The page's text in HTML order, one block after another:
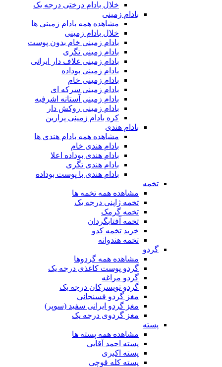
خلال بادام درختی درجه یک
بادام زمینی
مشاهده همه بادام زمینی ها
خلال بادام زمینی
بادام زمینی خام بدون پوست
بادام زمینی تگری
بادام زمینی غلاف دار ایرانی
بادام زمینی بوداده
بادام زمینی خام
بادام زمینی سرکه ای
بادام زمینی آستانه اشرفیه
بادام زمینی روکش دار
کره بادام زمینی پرارین
بادام هندی
مشاهده همه بادام هندی ها
بادام هندی خام
بادام هندی بوداده اعلا
بادام هندی تگری
بادام هندی با پوست بوداده
تخمه
مشاهده همه تخمه ها
تخمه ژاپنی درجه یک
تخمه گرمک
تخمه آفتابگردان
خرید تخمه کدو
تخمه هندوانه
گردو
مشاهده همه گردوها
گردو پوست کاغذی درجه یک
گردو مراغه
گردو تویسرکان درجه یک
مغز گردو فسنجانی
مغز گردو ایرانی سفید (سوپر)
مغز گردوی درجه یک
پسته
مشاهده همه پسته ها
پسته احمد آقایی
پسته اکبری
پسته کله قوچی